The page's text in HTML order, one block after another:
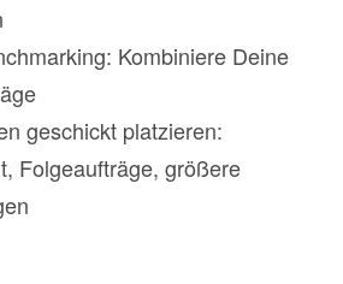
Kombiniere Deine
geschickt platzieren:
Folgeaufträge, größere